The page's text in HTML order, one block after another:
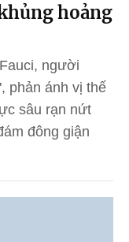
hoảng
người
phản ánh vị thế
sâu rạn nứt
đông giận